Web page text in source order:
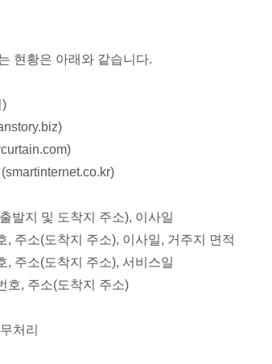
현황은 아래와 같습니다.
)
발지 및 도착지 주소), 이사일
, 주소(도착지 주소), 이사일, 거주지 면적
, 주소(도착지 주소), 서비스일
호, 주소(도착지 주소)
처리